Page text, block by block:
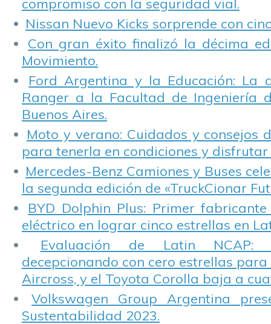
compromiso con la seguridad vial.
Nissan Nuevo Kicks sorprende con
Con gran éxito finalizó la décima
Movimiento.
Ford Argentina y la Educación: La
Ranger a la Facultad de Ingeniería
Buenos Aires.
Moto y verano: Cuidados y consejos
para tenerla en condiciones y disfrutar
Mercedes-Benz Camiones y Buses
la segunda edición de «TruckCionar
BYD Dolphin Plus: Primer
eléctrico en lograr cinco estrellas en
Evaluación de Latin NCAP:
decepcionando con cero estrellas para
Aircross, y el Toyota Corolla baja a
Volkswagen Group Argentina
Sustentabilidad 2023.